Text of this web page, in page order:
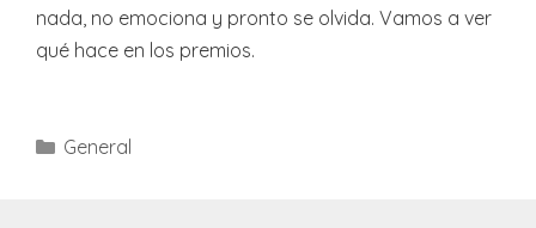
nada, no emociona y pronto se olvida. Vamos a ver
qué hace en los premios.
Categories
General